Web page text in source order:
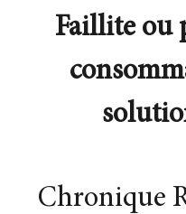
Contact
Faillite ou
Chronique